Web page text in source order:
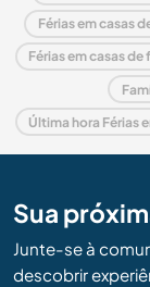
Férias em casas
Férias em casas
Sua
Junte-se à
descobrir